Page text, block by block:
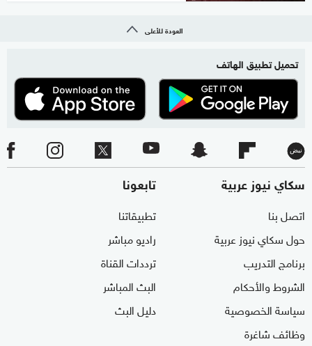
العودة للأعلى
تحميل تطبيق الهاتف
سكاي نيوز عربية
اتصل بنا
حول سكاي نيوز عربية
برنامج التدريب
الشروط والأحكام
سياسة الخصوصية
وظائف شاغرة
تابعونا
تطبيقاتنا
راديو مباشر
ترددات القناة
البث المباشر
دليل البث